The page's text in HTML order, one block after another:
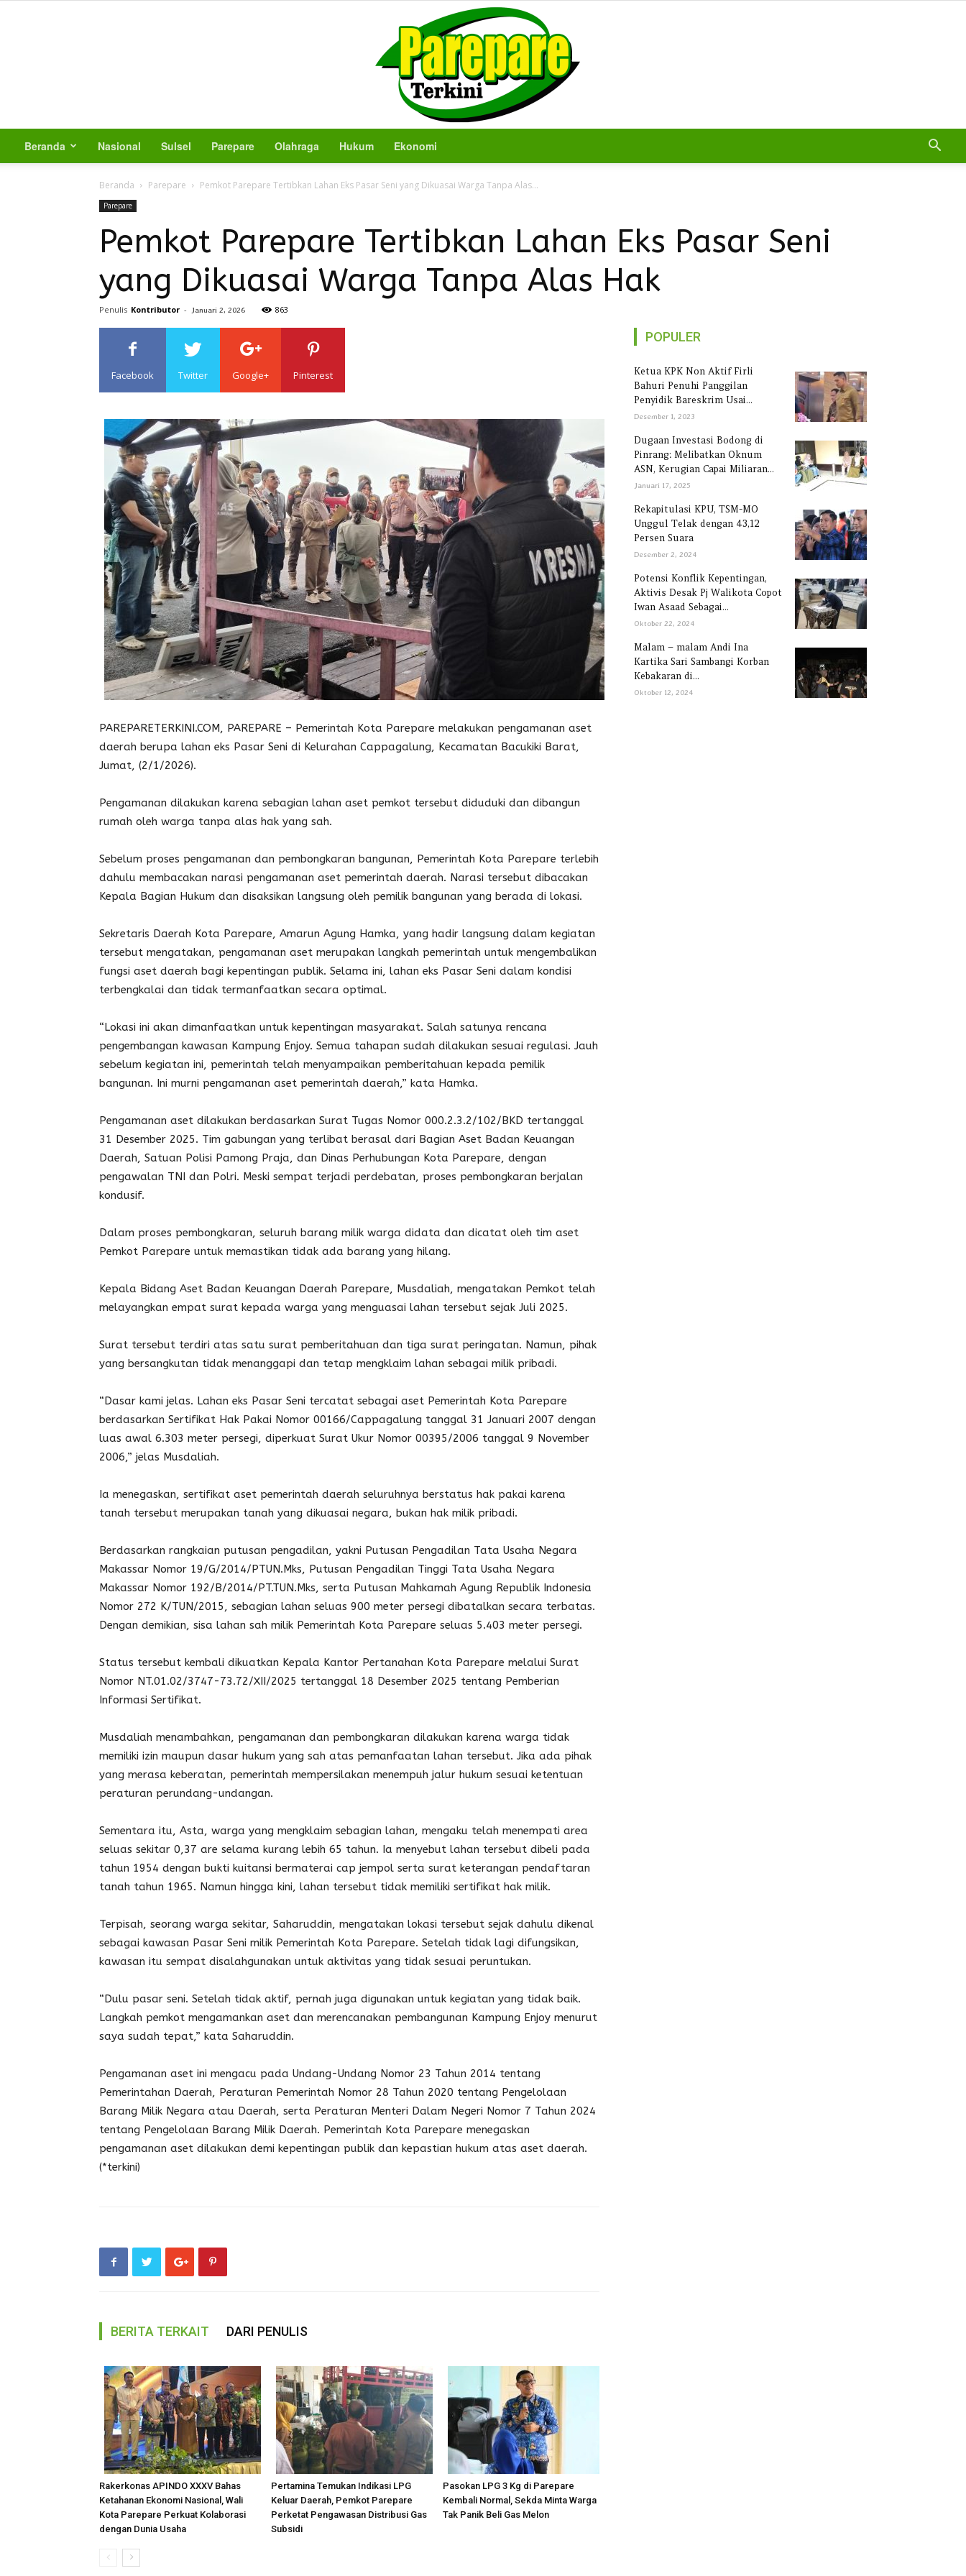
Sulawesi
Beranda Nasional Sulsel Parepare Olahraga Hukum Ekonomi
Beranda Parepare Pemkot Parepare Tertibkan Lahan Eks Pasar Seni yang Dikuasai Warga Tanpa Alas...
Parepare
Pemkot Parepare Tertibkan Lahan Eks Pasar Seni
yang Dikuasai Warga Tanpa Alas Hak
Penulis Kontributor - Januari 2, 2026 863
Facebook Twitter Google+ Pinterest
PAREPARETERKINI.COM, PAREPARE – Pemerintah Kota Parepare melakukan pengamanan aset
daerah berupa lahan eks Pasar Seni di Kelurahan Cappagalung, Kecamatan Bacukiki Barat,
Jumat, (2/1/2026).
Pengamanan dilakukan karena sebagian lahan aset pemkot tersebut diduduki dan dibangun
rumah oleh warga tanpa alas hak yang sah.
Sebelum proses pengamanan dan pembongkaran bangunan, Pemerintah Kota Parepare terlebih
dahulu membacakan narasi pengamanan aset pemerintah daerah. Narasi tersebut dibacakan
Kepala Bagian Hukum dan disaksikan langsung oleh pemilik bangunan yang berada di lokasi.
Sekretaris Daerah Kota Parepare, Amarun Agung Hamka, yang hadir langsung dalam kegiatan
tersebut mengatakan, pengamanan aset merupakan langkah pemerintah untuk mengembalikan
fungsi aset daerah bagi kepentingan publik. Selama ini, lahan eks Pasar Seni dalam kondisi
terbengkalai dan tidak termanfaatkan secara optimal.
“Lokasi ini akan dimanfaatkan untuk kepentingan masyarakat. Salah satunya rencana
pengembangan kawasan Kampung Enjoy. Semua tahapan sudah dilakukan sesuai regulasi. Jauh
sebelum kegiatan ini, pemerintah telah menyampaikan pemberitahuan kepada pemilik
bangunan. Ini murni pengamanan aset pemerintah daerah,” kata Hamka.
Pengamanan aset dilakukan berdasarkan Surat Tugas Nomor 000.2.3.2/102/BKD tertanggal
31 Desember 2025. Tim gabungan yang terlibat berasal dari Bagian Aset Badan Keuangan
Daerah, Satuan Polisi Pamong Praja, dan Dinas Perhubungan Kota Parepare, dengan
pengawalan TNI dan Polri. Meski sempat terjadi perdebatan, proses pembongkaran berjalan
kondusif.
Dalam proses pembongkaran, seluruh barang milik warga didata dan dicatat oleh tim aset
Pemkot Parepare untuk memastikan tidak ada barang yang hilang.
Kepala Bidang Aset Badan Keuangan Daerah Parepare, Musdaliah, mengatakan Pemkot telah
melayangkan empat surat kepada warga yang menguasai lahan tersebut sejak Juli 2025.
Surat tersebut terdiri atas satu surat pemberitahuan dan tiga surat peringatan. Namun, pihak
yang bersangkutan tidak menanggapi dan tetap mengklaim lahan sebagai milik pribadi.
“Dasar kami jelas. Lahan eks Pasar Seni tercatat sebagai aset Pemerintah Kota Parepare
berdasarkan Sertifikat Hak Pakai Nomor 00166/Cappagalung tanggal 31 Januari 2007 dengan
luas awal 6.303 meter persegi, diperkuat Surat Ukur Nomor 00395/2006 tanggal 9 November
2006,” jelas Musdaliah.
Ia menegaskan, sertifikat aset pemerintah daerah seluruhnya berstatus hak pakai karena
tanah tersebut merupakan tanah yang dikuasai negara, bukan hak milik pribadi.
Berdasarkan rangkaian putusan pengadilan, yakni Putusan Pengadilan Tata Usaha Negara
Makassar Nomor 19/G/2014/PTUN.Mks, Putusan Pengadilan Tinggi Tata Usaha Negara
Makassar Nomor 192/B/2014/PT.TUN.Mks, serta Putusan Mahkamah Agung Republik Indonesia
Nomor 272 K/TUN/2015, sebagian lahan seluas 900 meter persegi dibatalkan secara terbatas.
Dengan demikian, sisa lahan sah milik Pemerintah Kota Parepare seluas 5.403 meter persegi.
Status tersebut kembali dikuatkan Kepala Kantor Pertanahan Kota Parepare melalui Surat
Nomor NT.01.02/3747-73.72/XII/2025 tertanggal 18 Desember 2025 tentang Pemberian
Informasi Sertifikat.
Musdaliah menambahkan, pengamanan dan pembongkaran dilakukan karena warga tidak
memiliki izin maupun dasar hukum yang sah atas pemanfaatan lahan tersebut. Jika ada pihak
yang merasa keberatan, pemerintah mempersilakan menempuh jalur hukum sesuai ketentuan
peraturan perundang-undangan.
Sementara itu, Asta, warga yang mengklaim sebagian lahan, mengaku telah menempati area
seluas sekitar 0,37 are selama kurang lebih 65 tahun. Ia menyebut lahan tersebut dibeli pada
tahun 1954 dengan bukti kuitansi bermaterai cap jempol serta surat keterangan pendaftaran
tanah tahun 1965. Namun hingga kini, lahan tersebut tidak memiliki sertifikat hak milik.
Terpisah, seorang warga sekitar, Saharuddin, mengatakan lokasi tersebut sejak dahulu dikenal
sebagai kawasan Pasar Seni milik Pemerintah Kota Parepare. Setelah tidak lagi difungsikan,
kawasan itu sempat disalahgunakan untuk aktivitas yang tidak sesuai peruntukan.
“Dulu pasar seni. Setelah tidak aktif, pernah juga digunakan untuk kegiatan yang tidak baik.
Langkah pemkot mengamankan aset dan merencanakan pembangunan Kampung Enjoy menurut
saya sudah tepat,” kata Saharuddin.
Pengamanan aset ini mengacu pada Undang-Undang Nomor 23 Tahun 2014 tentang
Pemerintahan Daerah, Peraturan Pemerintah Nomor 28 Tahun 2020 tentang Pengelolaan
Barang Milik Negara atau Daerah, serta Peraturan Menteri Dalam Negeri Nomor 7 Tahun 2024
tentang Pengelolaan Barang Milik Daerah. Pemerintah Kota Parepare menegaskan
pengamanan aset dilakukan demi kepentingan publik dan kepastian hukum atas aset daerah.
(*terkini)
BERITA TERKAIT DARI PENULIS
Rakerkonas APINDO XXXV Bahas
Ketahanan Ekonomi Nasional, Wali
Kota Parepare Perkuat Kolaborasi
dengan Dunia Usaha
Pertamina Temukan Indikasi LPG
Keluar Daerah, Pemkot Parepare
Perketat Pengawasan Distribusi Gas
Subsidi
Pasokan LPG 3 Kg di Parepare
Kembali Normal, Sekda Minta Warga
Tak Panik Beli Gas Melon
POPULER
Ketua KPK Non Aktif Firli
Bahuri Penuhi Panggilan
Penyidik Bareskrim Usai...
Desember 1, 2023
Dugaan Investasi Bodong di
Pinrang: Melibatkan Oknum
ASN, Kerugian Capai Miliaran...
Januari 17, 2025
Rekapitulasi KPU, TSM-MO
Unggul Telak dengan 43,12
Persen Suara
Desember 2, 2024
Potensi Konflik Kepentingan,
Aktivis Desak Pj Walikota Copot
Iwan Asaad Sebagai...
Oktober 22, 2024
Malam – malam Andi Ina
Kartika Sari Sambangi Korban
Kebakaran di...
Oktober 12, 2024